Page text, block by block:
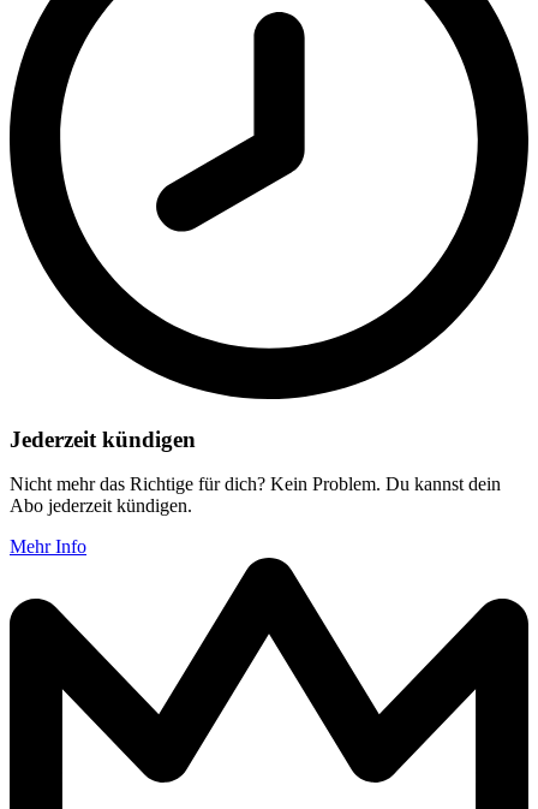
Jederzeit kündigen
Nicht mehr das Richtige für dich? Kein Problem. Du kannst dein
Abo jederzeit kündigen.
Mehr Info